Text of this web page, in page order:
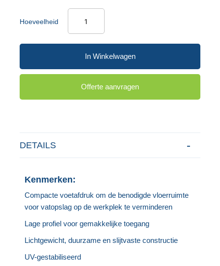
Hoeveelheid
In Winkelwagen
Offerte aanvragen
DETAILS
Kenmerken:
Compacte voetafdruk om de benodigde vloerruimte
voor vatopslag op de werkplek te verminderen
Lage profiel voor gemakkelijke toegang
Lichtgewicht, duurzame en slijtvaste constructie
UV-gestabiliseerd